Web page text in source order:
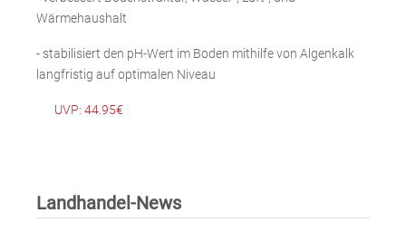
Wärmehaushalt
- stabilisiert den pH-Wert im Boden mithilfe von Algenkalk
langfristig auf optimalen Niveau
UVP: 44.95€
Landhandel-News